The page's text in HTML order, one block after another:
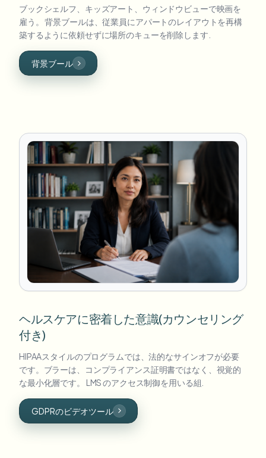
ブックシェルフ、キッズアート、ウィンドウビューで映画を
雇う。 背景ブールは、従業員にアパートのレイアウトを再構
築するように依頼せずに場所のキューを削除します.
背景ブール
ヘルスケアに密着した意識(カウンセリング
付き)
HIPAAスタイルのプログラムでは、法的なサインオフが必要
です。ブラーは、コンプライアンス証明書ではなく、視覚的
な最小化層です。 LMS のアクセス制御を用いる組.
GDPRのビデオツール